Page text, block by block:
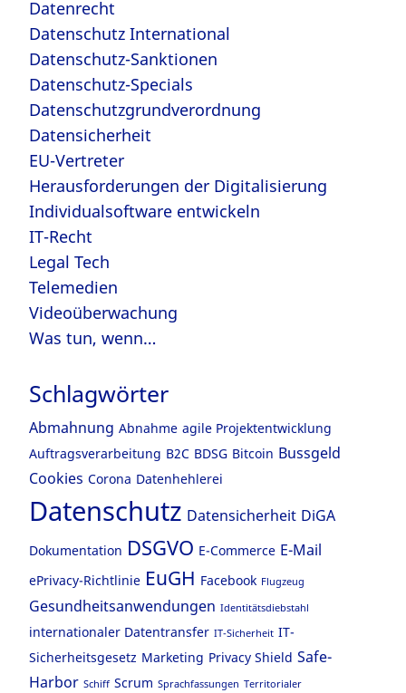
Datenrecht
Datenschutz International
Datenschutz-Sanktionen
Datenschutz-Specials
Datenschutzgrundverordnung
Datensicherheit
EU-Vertreter
Herausforderungen der Digitalisierung
Individualsoftware entwickeln
IT-Recht
Legal Tech
Telemedien
Videoüberwachung
Was tun, wenn…
Schlagwörter
Abmahnung Abnahme agile Projektentwicklung
Auftragsverarbeitung B2C BDSG Bitcoin Bussgeld
Cookies Corona Datenhehlerei
Datenschutz Datensicherheit DiGA
Dokumentation DSGVO E-Commerce E-Mail
ePrivacy-Richtlinie EuGH Facebook Flugzeug
Gesundheitsanwendungen Identitätsdiebstahl
internationaler Datentransfer IT-Sicherheit IT-
Sicherheitsgesetz Marketing Privacy Shield Safe-
Harbor Schiff Scrum Sprachfassungen Territorialer